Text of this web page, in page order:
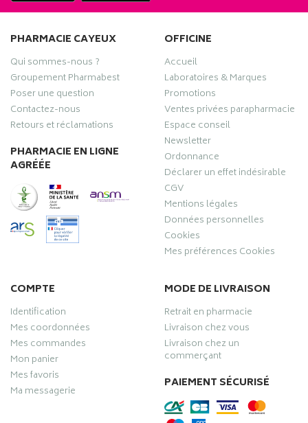
PHARMACIE CAYEUX
Qui sommes-nous ?
Groupement Pharmabest
Poser une question
Contactez-nous
Retours et réclamations
PHARMACIE EN LIGNE
AGRÉÉE
OFFICINE
Accueil
Laboratoires & Marques
Promotions
Ventes privées parapharmacie
Espace conseil
Newsletter
Ordonnance
Déclarer un effet indésirable
CGV
Mentions légales
Données personnelles
Cookies
Mes préférences Cookies
COMPTE
Identification
Mes coordonnées
Mes commandes
Mon panier
Mes favoris
Ma messagerie
MODE DE LIVRAISON
Retrait en pharmacie
Livraison chez vous
Livraison chez un
commerçant
PAIEMENT SÉCURISÉ